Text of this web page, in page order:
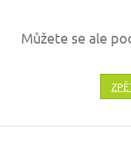
Můžete se ale
Z